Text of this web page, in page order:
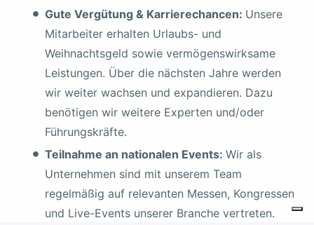
Gute Vergütung & Karrierechancen: Unsere
Mitarbeiter erhalten Urlaubs- und
Weihnachtsgeld sowie vermögenswirksame
Leistungen. Über die nächsten Jahre werden
wir weiter wachsen und expandieren. Dazu
benötigen wir weitere Experten und/oder
Führungskräfte.
Teilnahme an nationalen Events: Wir als
Unternehmen sind mit unserem Team
regelmäßig auf relevanten Messen, Kongressen
und Live-Events unserer Branche vertreten.